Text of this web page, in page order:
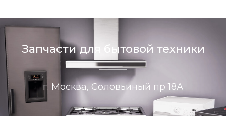
Запчасти для бытовой техники
г. Москва, Соловьиный пр 18А